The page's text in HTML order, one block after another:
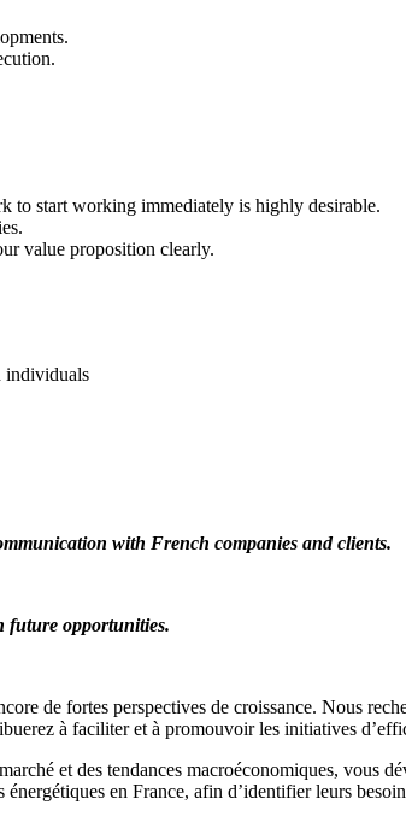
to start working immediately is highly desirable.
value proposition clearly.
individuals
with French companies and clients.
future opportunities.
de fortes perspectives de croissance. Nous
à faciliter et à promouvoir les initiatives
et des tendances macroéconomiques, vous
en France, afin d’identifier leurs